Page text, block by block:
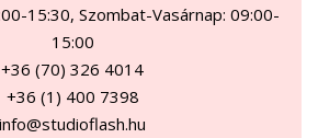
15:30, Szombat-Vasárnap: 09:00-
15:00
+36 (70) 326 4014
+36 (1) 400 7398
info@studioflash.hu